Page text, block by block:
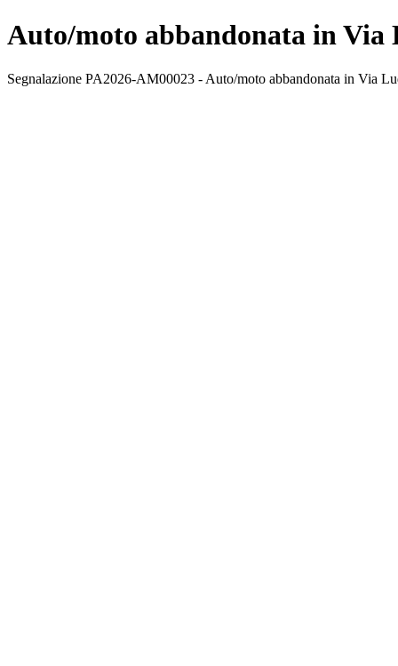
Auto/moto abbandonata in
Segnalazione PA2026-AM00023 - Auto/moto abbandonata in Via